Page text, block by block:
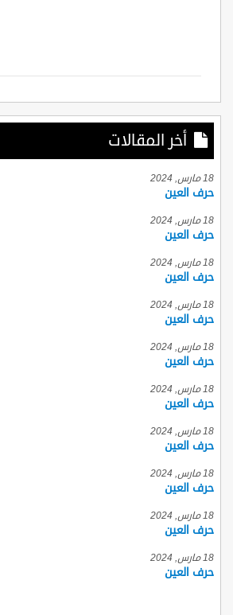
أخر المقالات
18 مارس, 2024
حرف العين
18 مارس, 2024
حرف العين
18 مارس, 2024
حرف العين
18 مارس, 2024
حرف العين
18 مارس, 2024
حرف العين
18 مارس, 2024
حرف العين
18 مارس, 2024
حرف العين
18 مارس, 2024
حرف العين
18 مارس, 2024
حرف العين
18 مارس, 2024
حرف العين